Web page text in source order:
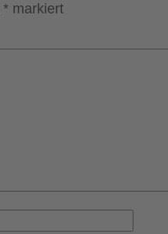
* markiert